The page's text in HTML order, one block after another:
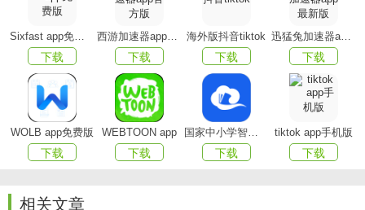
录并有统计；
【在线自习】和同学一起学习不会枯燥，选择自己喜欢
的教室自习。
软件亮点
【每日统计】 自习数据均记录并有统计；
【在线自习】
Sixfast app免费版
下载
西游加速器app官方版
下载
海外版抖音tiktok
下载
迅猛兔加速器app最新版
下载
WOLB app免费版
下载
WEBTOON app
下载
国家中小学智慧教育平台app(智慧中小学)
下载
tiktok app手机版
下载
相关文章